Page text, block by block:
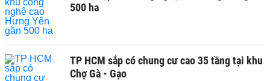
500 ha
TP HCM sắp có chung cư cao 35 tầng tại khu
Chợ Gà - Gạo